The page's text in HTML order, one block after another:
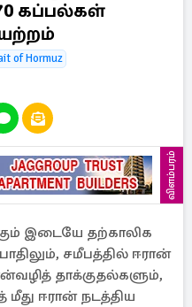
கப்பல்கள்
of Hormuz
விளம்பரம்
இடையே தற்காலிக
சமீபத்தில் ஈரான்
தாக்குதல்களும்,
மீது ஈரான் நடத்திய